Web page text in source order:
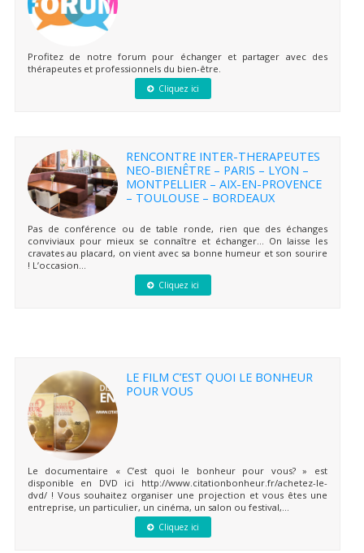
Profitez de notre forum pour échanger et partager avec des
thérapeutes et professionnels du bien-être.
Cliquez ici
RENCONTRE INTER-THERAPEUTES
NEO-BIENÊTRE – PARIS – LYON –
MONTPELLIER – AIX-EN-PROVENCE
– TOULOUSE – BORDEAUX
Pas de conférence ou de table ronde, rien que des échanges
conviviaux pour mieux se connaître et échanger… On laisse les
cravates au placard, on vient avec sa bonne humeur et son sourire
! L’occasion...
Cliquez ici
LE FILM C’EST QUOI LE BONHEUR
POUR VOUS
Le documentaire « C’est quoi le bonheur pour vous? » est
disponible en DVD ici http://www.citationbonheur.fr/achetez-le-
dvd/ ! Vous souhaitez organiser une projection et vous êtes une
entreprise, un particulier, un cinéma, un salon ou festival,...
Cliquez ici